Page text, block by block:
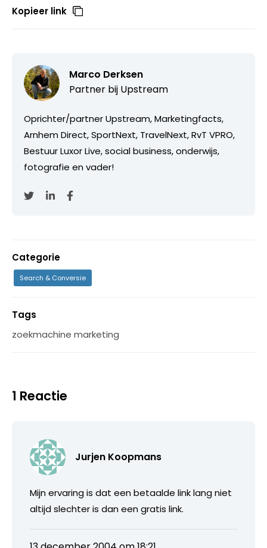
Kopieer link
Marco Derksen
Partner bij Upstream
Oprichter/partner Upstream, Marketingfacts,
Arnhem Direct, SportNext, TravelNext, RvT VPRO,
Bestuur Luxor Live, social business, onderwijs,
fotografie en vader!
Categorie
Search & Conversie
Tags
zoekmachine marketing
1 Reactie
Jurjen Koopmans
Mijn ervaring is dat een betaalde link lang niet
altijd slechter is dan een gratis link.